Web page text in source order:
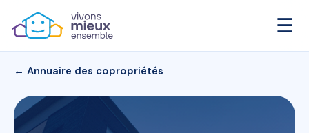
☰
← Annuaire des copropriétés